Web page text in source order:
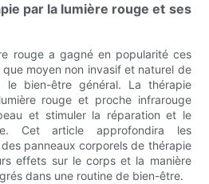
par la lumière rouge et ses
rouge a gagné en popularité ces
moyen non invasif et naturel de
le bien-être général. La thérapie
rouge et proche infrarouge
et stimuler la réparation et le
Cet article approfondira les
panneaux corporels de thérapie
effets sur le corps et la manière
dans une routine de bien-être.